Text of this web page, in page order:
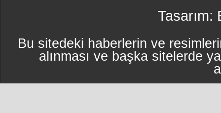
Tasarım:
Bu sitedeki haberlerin ve
alınması ve başka sitelerde